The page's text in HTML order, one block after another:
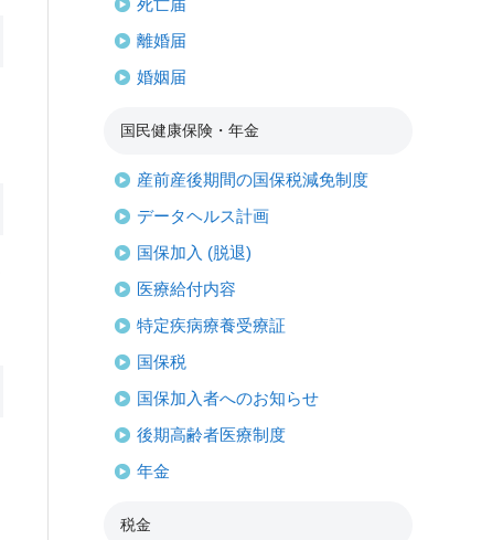
離婚届
婚姻届
国民健康保険・年金
産前産後期間の国保税減免制度
データヘルス計画
国保加入 (脱退)
医療給付内容
特定疾病療養受療証
国保税
国保加入者へのお知らせ
後期高齢者医療制度
年金
税金